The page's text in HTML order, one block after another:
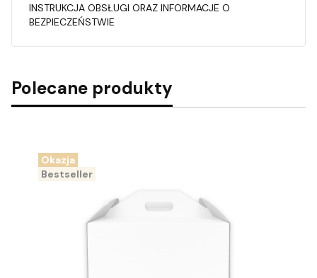
INSTRUKCJA OBSŁUGI ORAZ INFORMACJE O
BEZPIECZEŃSTWIE
Polecane produkty
Okazja
Bestseller